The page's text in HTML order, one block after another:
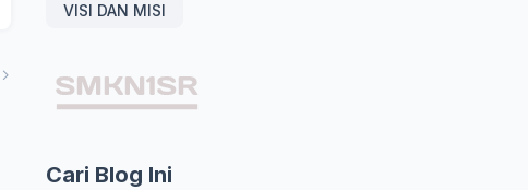
VISI DAN MISI
Cari Blog Ini